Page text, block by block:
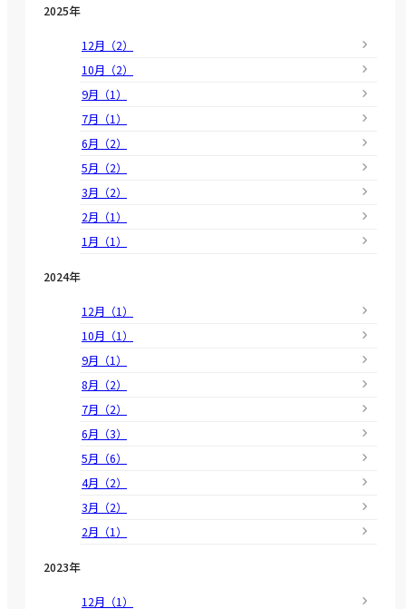
2025年
12月（2）
10月（2）
9月（1）
7月（1）
6月（2）
5月（2）
3月（2）
2月（1）
1月（1）
2024年
12月（1）
10月（1）
9月（1）
8月（2）
7月（2）
6月（3）
5月（6）
4月（2）
3月（2）
2月（1）
2023年
12月（1）